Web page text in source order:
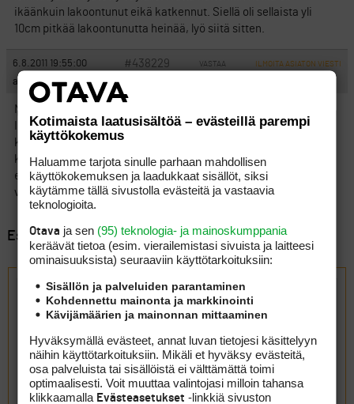
ikäänkuin lakoontunut eikä katkennut. Siellä oli sellaista yli
10cm pitkää lakoontunutta heinää, lyö siitä sitten.
6.8.2011 19:55:00 #438229 VASTAA ILMOITA ASIATON VIESTI
ahvena
No, se kenttä on muutenkin ihan ….
Ilmeisesti ahneus iskenyt, kun kenttää rakennettiin – siellä oli
komea männikkö, johon olisi saanut Vierumäen tyyliin hienon
kentän. Nyt se on vain laakee aakee, jossa golfareita vaeltaa
edestakaisin vierekkäin sijoitetuilla väylillä väistellen toistensa
vastaantulevia palloja, sillä mitään ei ole väylien välissä!!!
Esillä 6 viestiä, 1 - 6 (kaikkiaan 6)
Vastaa aiheeseen: Hankasalmen Revontulen greenit
Kotimaista laatusisältöä – evästeillä parempi
käyttökokemus
Haluamme tarjota sinulle parhaan mahdollisen
käyttökokemuksen ja laadukkaat sisällöt, siksi
käytämme tällä sivustolla evästeitä ja vastaavia
teknologioita.
Otava ja sen (95) teknologia- ja mainoskumppania
keräävät tietoa (esim. vierailemis­tasi sivuista ja laitteesi
ominaisuuk­sista) seuraaviin käyttötarkoituksiin:
Sisällön ja palveluiden parantaminen
Kohdennettu mainonta ja markkinointi
Kävijämäärien ja mainonnan mittaaminen
Hyväksymällä evästeet, annat luvan tietojesi käsittelyyn
näihin käyttötarkoituksiin. Mikäli et hyväksy evästeitä,
osa palveluista tai sisällöistä ei välttämättä toimi
optimaalisesti. Voit muuttaa valintojasi milloin tahansa
klikkaamalla Evästeasetukset -linkkiä sivuston